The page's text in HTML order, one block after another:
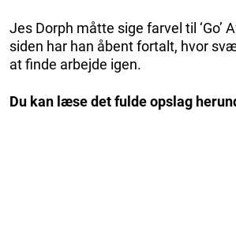
Jes Dorph måtte sige farvel til ‘Go’
siden har han åbent fortalt, hvor
at finde arbejde igen.
Du kan læse det fulde opslag